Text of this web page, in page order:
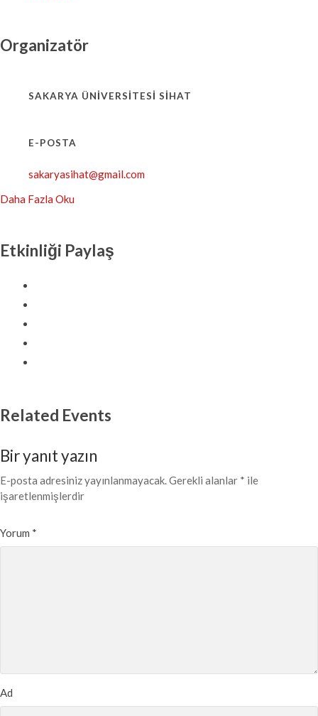
Organizatör
SAKARYA ÜNIVERSITESI SİHAT
E-POSTA
sakaryasihat@gmail.com
Daha Fazla Oku
Etkinliği Paylaş
Related Events
Bir yanıt yazın
E-posta adresiniz yayınlanmayacak.Gerekli alanlar * ile
işaretlenmişlerdir
Yorum *
Ad